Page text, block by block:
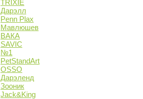
TRIXIE
Дарэлл
Penn Plax
Мавлюшев
ВАКА
SAVIC
№1
PetStandArt
OSSO
Дарэленд
Зооник
Jack&King